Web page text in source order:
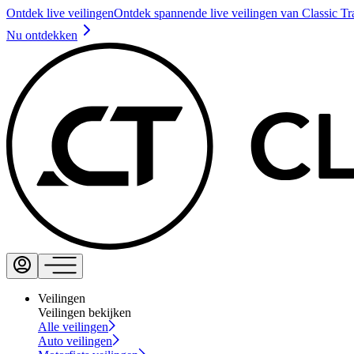
Ontdek live veilingenOntdek spannende live veilingen van Classic
Nu ontdekken
Veilingen
Veilingen bekijken
Alle veilingen
Auto veilingen